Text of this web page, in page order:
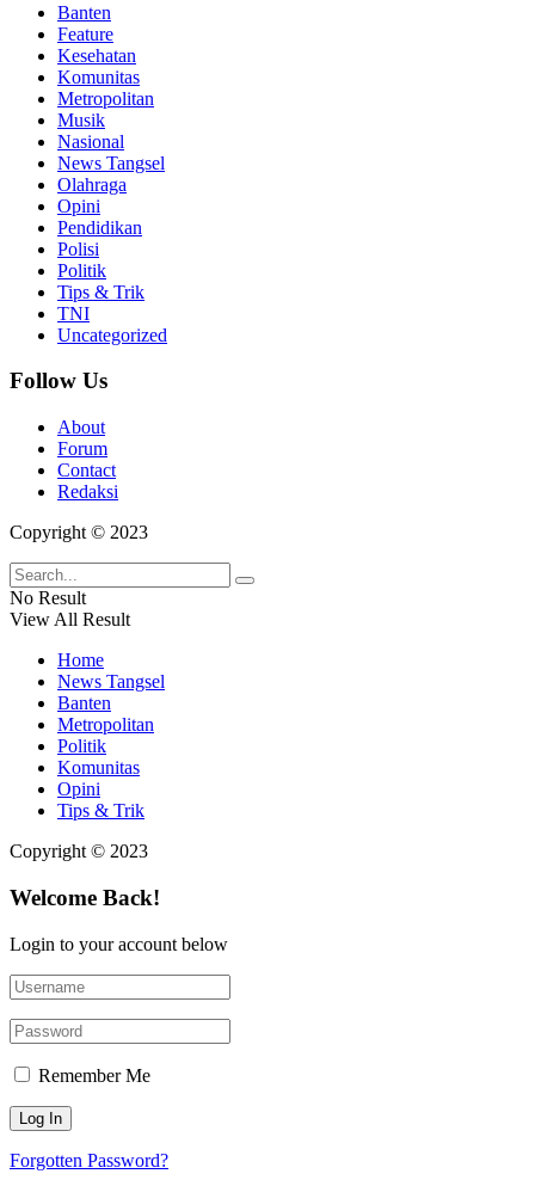
Banten
Feature
Kesehatan
Komunitas
Metropolitan
Musik
Nasional
News Tangsel
Olahraga
Opini
Pendidikan
Polisi
Politik
Tips & Trik
TNI
Uncategorized
Follow Us
About
Forum
Contact
Redaksi
Copyright © 2023
No Result
View All Result
Home
News Tangsel
Banten
Metropolitan
Politik
Komunitas
Opini
Tips & Trik
Copyright © 2023
Welcome Back!
Login to your account below
Remember Me
Forgotten Password?